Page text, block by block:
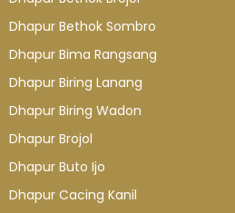
Dhapur Bethok Sombro
Dhapur Bima Rangsang
Dhapur Biring Lanang
Dhapur Biring Wadon
Dhapur Brojol
Dhapur Buto Ijo
Dhapur Cacing Kanil